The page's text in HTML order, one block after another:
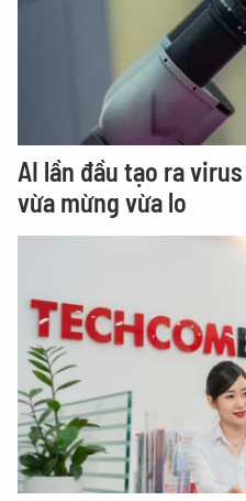
AI lần đầu tạo ra
vừa mừng vừa lo